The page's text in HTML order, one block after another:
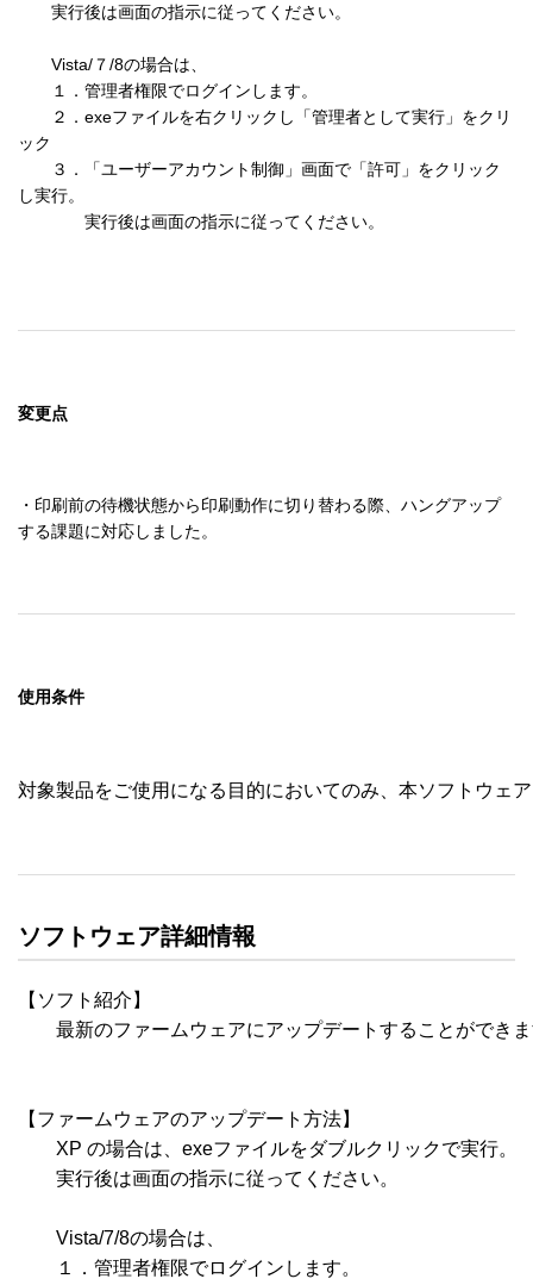
実行後は画面の指示に従ってください。
Vista/７/8の場合は、
１．管理者権限でログインします。
２．exeファイルを右クリックし「管理者として実行」をクリ
ック
３．「ユーザーアカウント制御」画面で「許可」をクリック
し実行。
実行後は画面の指示に従ってください。
変更点
・印刷前の待機状態から印刷動作に切り替わる際、ハングアップ
する課題に対応しました。
使用条件
対象製品をご使用になる目的においてのみ、本ソフトウェ
ソフトウェア詳細情報
【ソフト紹介】
最新のファームウェアにアップデートすることができ
【ファームウェアのアップデート方法】
XP の場合は、exeファイルをダブルクリックで実行。
実行後は画面の指示に従ってください。
Vista/7/8の場合は、
１．管理者権限でログインします。